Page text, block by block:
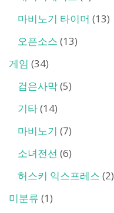
마비노기 타이머 (13)
오픈소스 (13)
게임 (34)
검은사막(5)
기타(14)
마비노기 (7)
소녀전선 (6)
허스키 익스프레스 (2)
미분류 (1)